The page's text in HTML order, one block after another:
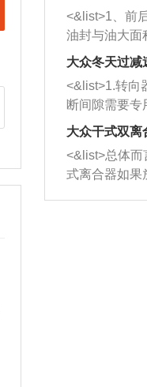
西取出来。
的堵塞，就需
洗剂对堵塞的
放在燃油箱中
动时，就可以
室，最后形
催化器得到
能够得到解决
一圈半的练
圈数。
习，这样就可
驾驶车辆时
向。
<&list>1、前
油封与油大面
和发动机内
逐渐减弱，
活塞间隙过大
的间隙扩大，
造成烧机油。
机油粘度过
象，机油粘度
大众冬天过减
<&list>1.转向
断间隙需要专
无法制作，
店；<&list>2.
裂，破裂后会
损严重，磨损
响；<&list>3.
大众干式双离
<&list>总体而
式离合器如果